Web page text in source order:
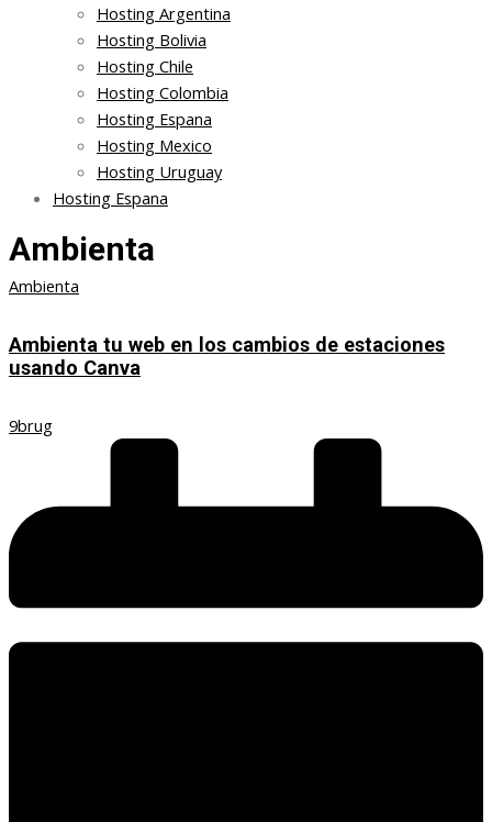
Hosting Argentina
Hosting Bolivia
Hosting Chile
Hosting Colombia
Hosting Espana
Hosting Mexico
Hosting Uruguay
Hosting Espana
Ambienta
Ambienta
Ambienta tu web en los cambios de estaciones
usando Canva
9brug